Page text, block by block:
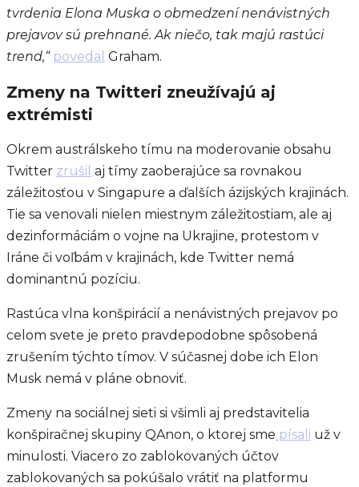
tvrdenia Elona Muska o obmedzení nenávistných
prejavov sú prehnané. Ak niečo, tak majú rastúci
trend,“ povedal Graham.
Zmeny na Twitteri zneužívajú aj
extrémisti
Okrem austrálskeho tímu na moderovanie obsahu
Twitter zrušil aj tímy zaoberajúce sa rovnakou
záležitosťou v Singapure a ďalších ázijských krajinách.
Tie sa venovali nielen miestnym záležitostiam, ale aj
dezinformáciám o vojne na Ukrajine, protestom v
Iráne či voľbám v krajinách, kde Twitter nemá
dominantnú pozíciu.
Rastúca vlna konšpirácií a nenávistných prejavov po
celom svete je preto pravdepodobne spôsobená
zrušením týchto tímov. V súčasnej dobe ich Elon
Musk nemá v pláne obnoviť.
Zmeny na sociálnej sieti si všimli aj predstavitelia
konšpiračnej skupiny QAnon, o ktorej sme písali už v
minulosti. Viacero zo zablokovaných účtov
zablokovaných sa pokúšalo vrátiť na platformu